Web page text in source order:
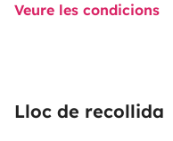
Veure les condicions
Lloc de recollida